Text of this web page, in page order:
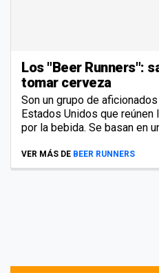
Los "Beer Runners":
tomar cerveza
Son un grupo de
Estados Unidos que
por la bebida. Se basan en
VER MÁS DE BEER RUNNERS